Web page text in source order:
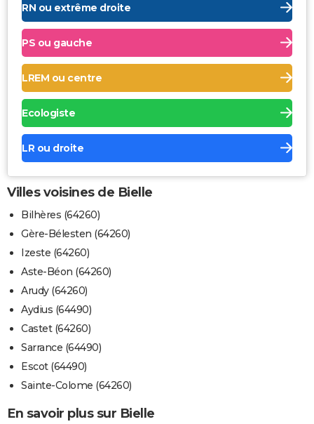
RN ou extrême droite
PS ou gauche
LREM ou centre
Ecologiste
LR ou droite
Villes voisines de Bielle
Bilhères (64260)
Gère-Bélesten (64260)
Izeste (64260)
Aste-Béon (64260)
Arudy (64260)
Aydius (64490)
Castet (64260)
Sarrance (64490)
Escot (64490)
Sainte-Colome (64260)
En savoir plus sur Bielle